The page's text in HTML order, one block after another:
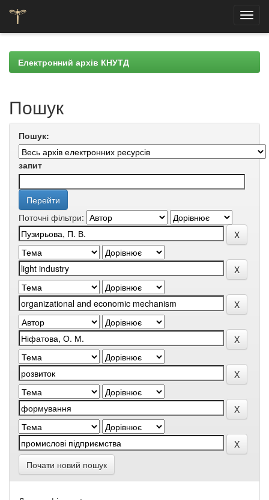
navigationЕлектронний архів КНУТД
Пошук
Пошук:
запит
Поточні фільтри:
Почати новий пошук